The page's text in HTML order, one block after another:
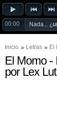
00:00 Nada... ¿
Inicio Letras El
El Momo -
por Lex